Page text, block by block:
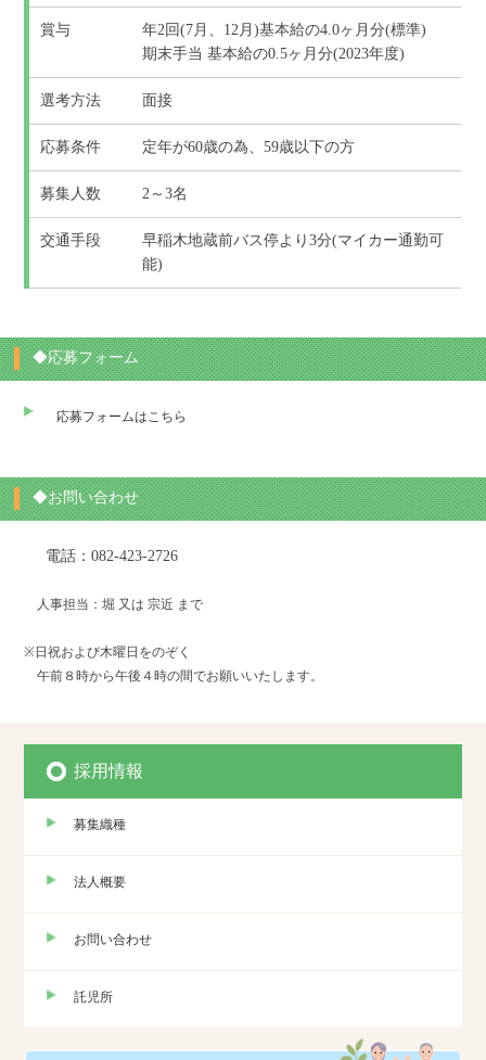
賞与
年2回(7月、12月)基本給の4.0ヶ月分(標準)
期末手当 基本給の0.5ヶ月分(2023年度)
選考方法 面接
応募条件 定年が60歳の為、59歳以下の方
募集人数 2～3名
交通手段
早稲木地蔵前バス停より3分(マイカー通勤可
能)
◆応募フォーム
応募フォームはこちら
◆お問い合わせ
電話： 082-423-2726
人事担当：堀 又は 宗近 まで
※日祝および木曜日をのぞく
午前８時から午後４時の間でお願いいたします。
採用情報
募集織種
法人概要
お問い合わせ
託児所